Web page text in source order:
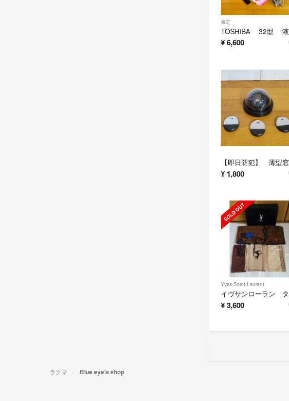
東芝
¥6,600
¥ 1,800
Yves Saint Laurent
¥3,600
ラクマ Blue eye's shop